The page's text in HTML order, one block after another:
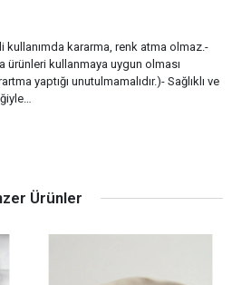
kullanımda kararma, renk atma olmaz.-
ürünleri kullanmaya uygun olması
yaptığı unutulmamalıdır.)- Sağlıklı ve
Ürünler